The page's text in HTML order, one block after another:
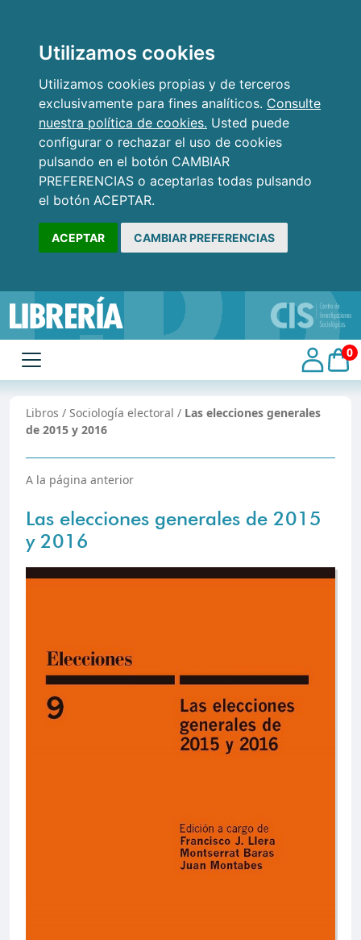
Utilizamos cookies
Utilizamos cookies propias y de terceros
exclusivamente para fines analíticos. Consulte
nuestra política de cookies. Usted puede
configurar o rechazar el uso de cookies
pulsando en el botón CAMBIAR
PREFERENCIAS o aceptarlas todas pulsando
el botón ACEPTAR.
ACEPTAR CAMBIAR PREFERENCIAS
0
Libros / Sociología electoral / Las elecciones generales
de 2015 y 2016
A la página anterior
Las elecciones generales de 2015
y 2016